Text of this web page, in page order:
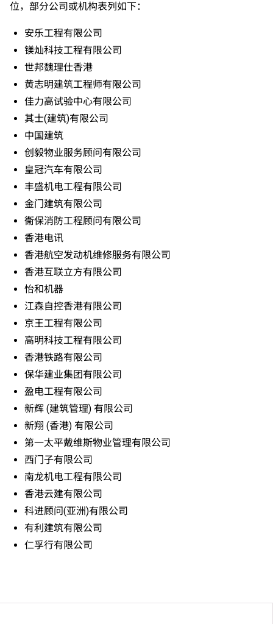
位，部分公司或机构表列如下：
安乐工程有限公司
镁灿科技工程有限公司
世邦魏理仕香港
黄志明建筑工程师有限公司
佳力高试验中心有限公司
其士(建筑)有限公司
中国建筑
创毅物业服务顾问有限公司
皇冠汽车有限公司
丰盛机电工程有限公司
金门建筑有限公司
衞保消防工程顾问有限公司
香港电讯
香港航空发动机维修服务有限公司
香港互联立方有限公司
怡和机器
江森自控香港有限公司
京王工程有限公司
高明科技工程有限公司
香港铁路有限公司
保华建业集团有限公司
盈电工程有限公司
新辉 (建筑管理) 有限公司
新翔 (香港) 有限公司
第一太平戴维斯物业管理有限公司
西门子有限公司
南龙机电工程有限公司
香港云建有限公司
科进顾问(亚洲)有限公司
有利建筑有限公司
仁孚行有限公司